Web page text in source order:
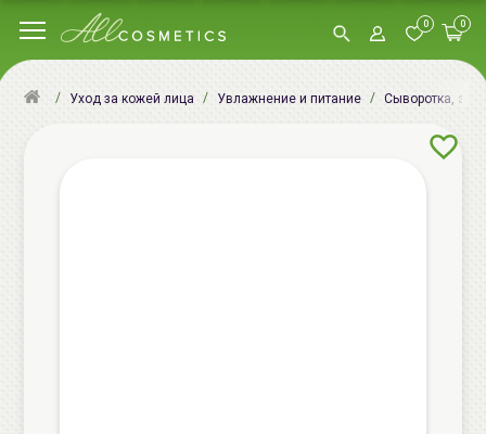
0 0
Уход за кожей лица Увлажнение и питание Сыворотка,